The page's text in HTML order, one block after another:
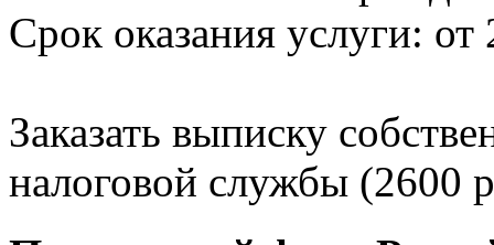
Срок оказания услуги: от
Заказать выписку
налоговой службы (2600